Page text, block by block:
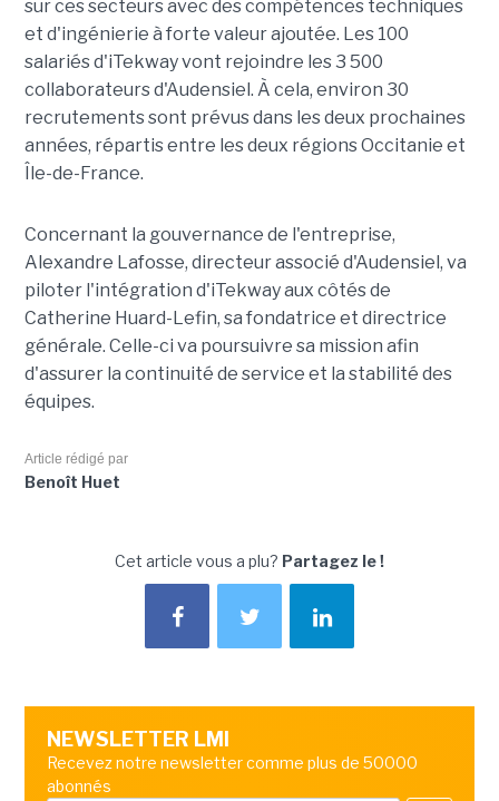
sur ces secteurs avec des compétences techniques
et d'ingénierie à forte valeur ajoutée. Les 100
salariés d'iTekway vont rejoindre les 3 500
collaborateurs d'Audensiel. À cela, environ 30
recrutements sont prévus dans les deux prochaines
années, répartis entre les deux régions Occitanie et
Île-de-France.
Concernant la gouvernance de l'entreprise,
Alexandre Lafosse, directeur associé d'Audensiel, va
piloter l'intégration d'iTekway aux côtés de
Catherine Huard-Lefin, sa fondatrice et directrice
générale. Celle-ci va poursuivre sa mission afin
d'assurer la continuité de service et la stabilité des
équipes.
Article rédigé par
Benoît Huet
Cet article vous a plu? Partagez le !
NEWSLETTER LMI
Recevez notre newsletter comme plus de 50000
abonnés